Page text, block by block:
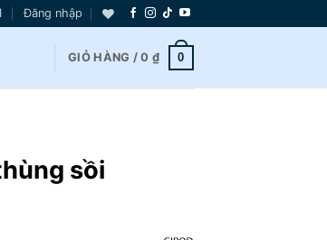
Đăng nhập
GIỎ HÀNG /0 ₫ 0
sồi